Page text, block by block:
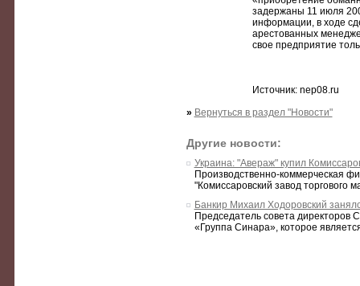
задержаны 11 июля
информации, в ходе
арестованных
свое предприятие
Источник: nep08.ru
» Вернуться в раздел "Новости"
Другие новости:
Украина: "Авераж" купил
Производственно-коммерческая
"Комиссаровский завод торгового
Банкир Михаил Ходоровский
Председатель совета директоров
«Группа Синара», которое